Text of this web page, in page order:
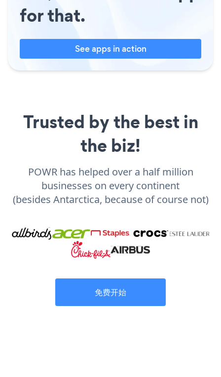
for that.
See apps in action
Trusted by the best in
the biz!
POWR has helped over a half million
businesses on every continent
(besides Antarctica, because of course not)
免费开始